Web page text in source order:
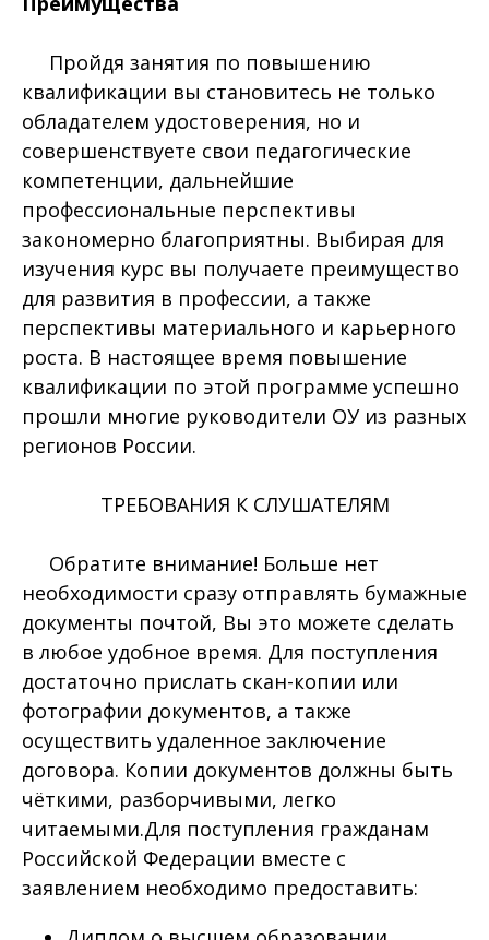
Пройдя занятия по повышению
квалификации вы становитесь не только
обладателем удостоверения, но и
совершенствуете свои педагогические
компетенции, дальнейшие
профессиональные перспективы
закономерно благоприятны. Выбирая для
изучения курс вы получаете преимущество
для развития в профессии, а также
перспективы материального и карьерного
роста. В настоящее время повышение
квалификации по этой программе успешно
прошли многие руководители ОУ из разных
регионов России.
ТРЕБОВАНИЯ К СЛУШАТЕЛЯМ
Обратите внимание! Больше нет
необходимости сразу отправлять бумажные
документы почтой, Вы это можете сделать
в любое удобное время. Для поступления
достаточно прислать скан-копии или
фотографии документов, а также
осуществить удаленное заключение
договора. Копии документов должны быть
чёткими, разборчивыми, легко
читаемыми.Для поступления гражданам
Российской Федерации вместе с
заявлением необходимо предоставить: